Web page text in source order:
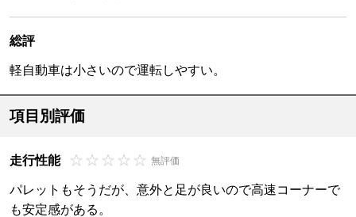
総評
軽自動車は小さいので運転しやすい。
項目別評価
走行性能 無評価
パレットもそうだが、意外と足が良いので高速コーナーで
も安定感がある。